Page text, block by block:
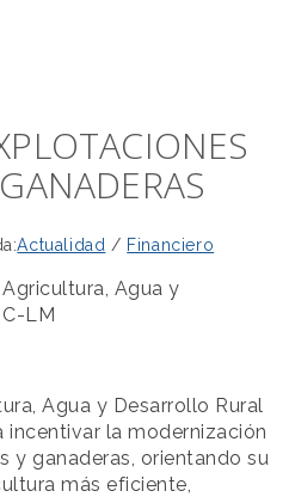
Actualidad / Financiero
Agua y
LM
Agua y Desarrollo Rural
incentivar la modernización
y ganaderas, orientando su
más eficiente,